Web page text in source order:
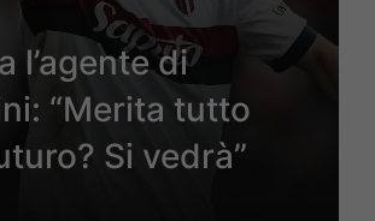
l’agente di
“Merita tutto
Si vedrà”